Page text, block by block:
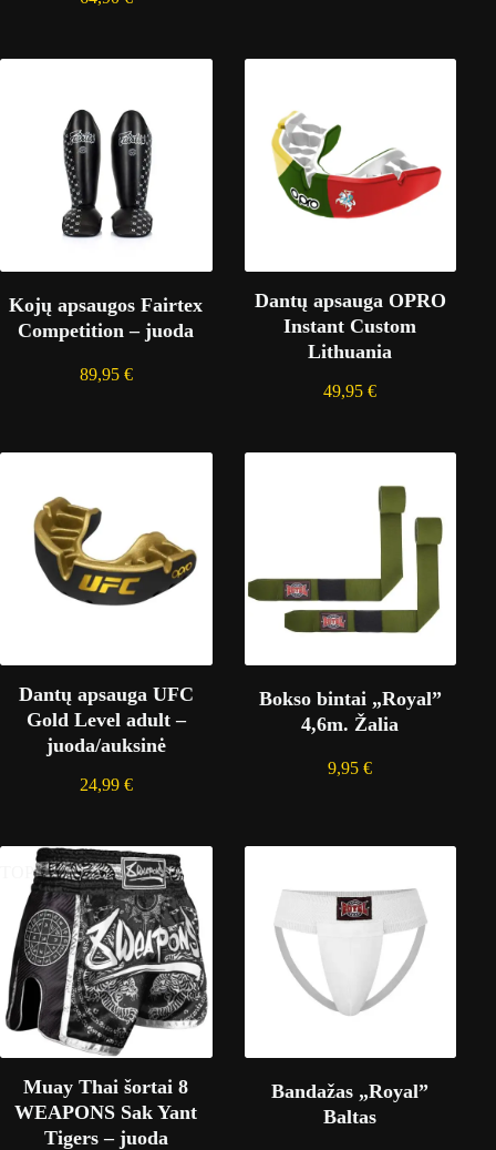
Kojų apsaugos Fairtex
Competition – juoda
89,95 €
Dantų apsauga OPRO
Instant Custom
Lithuania
49,95€
Dantų apsauga UFC
Gold Level adult –
juoda/auksinė
24,99 €
Bokso bintai „Royal”
4,6m. Žalia
9,95€
TOP
Muay Thai šortai 8
WEAPONS Sak Yant
Tigers – juoda
Bandažas „Royal”
Baltas